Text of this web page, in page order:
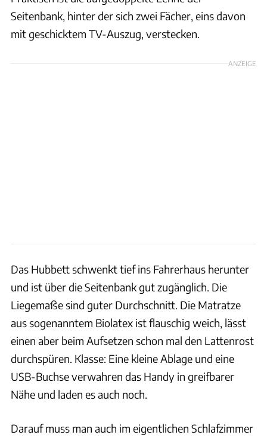
Seitenbank, hinter der sich zwei Fächer, eins davon
mit geschicktem TV-Auszug, verstecken.
ANZEIGE
Das Hubbett schwenkt tief ins Fahrerhaus herunter
und ist über die Seitenbank gut zugänglich. Die
Liegemaße sind guter Durchschnitt. Die Matratze
aus sogenanntem Biolatex ist flauschig weich, lässt
einen aber beim Aufsetzen schon mal den Lattenrost
durchspüren. Klasse: Eine kleine Ablage und eine
USB-Buchse verwahren das Handy in greifbarer
Nähe und laden es auch noch.
Darauf muss man auch im eigentlichen Schlafzimmer